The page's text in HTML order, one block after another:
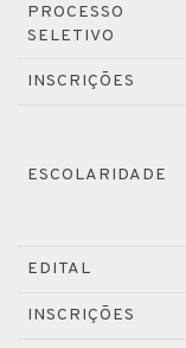
PROCESSO
SELETIVO
INSCRIÇÕES
ESCOLARIDADE
EDITAL
INSCRIÇÕES